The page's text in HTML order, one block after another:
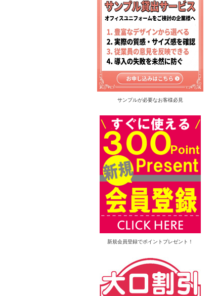
サンプルが必要なお客様必見
新規会員登録でポイントプレゼント！